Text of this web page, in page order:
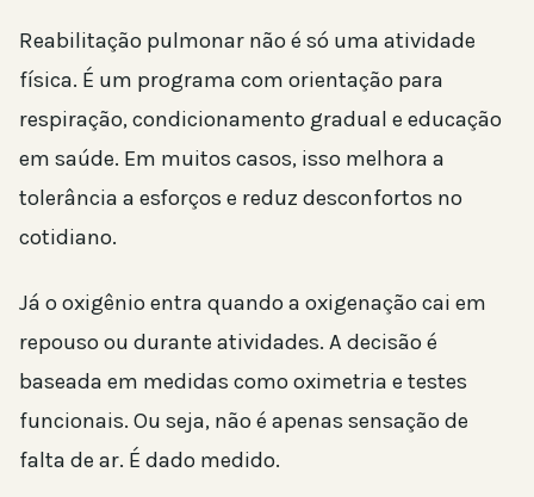
Reabilitação pulmonar não é só uma atividade
física. É um programa com orientação para
respiração, condicionamento gradual e educação
em saúde. Em muitos casos, isso melhora a
tolerância a esforços e reduz desconfortos no
cotidiano.
Já o oxigênio entra quando a oxigenação cai em
repouso ou durante atividades. A decisão é
baseada em medidas como oximetria e testes
funcionais. Ou seja, não é apenas sensação de
falta de ar. É dado medido.